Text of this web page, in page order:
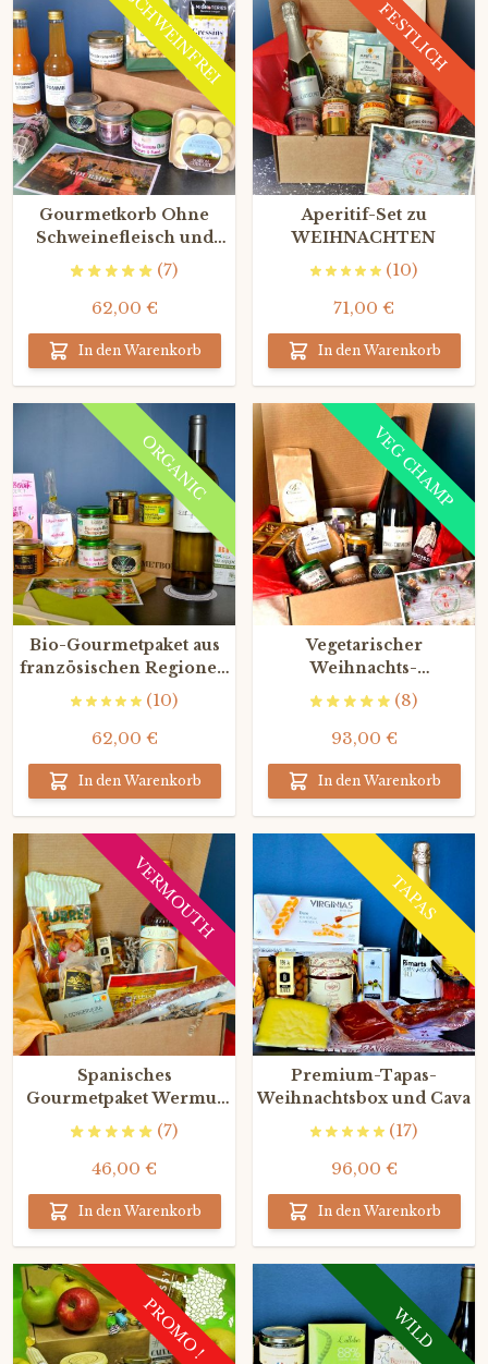
SCHWEINFREI
Gourmetkorb Ohne
Schweinefleisch und
Alkohol (7)
62,00 €
In den Warenkorb
FESTLICH
Aperitif-Set zu
WEIHNACHTEN
(10)
71,00 €
In den Warenkorb
ORGANIC
Bio-Gourmetpaket aus
französischen Regionen
(mit Weißwein)
(10)
62,00 €
In den Warenkorb
VEG CHAMP
Vegetarischer
Weihnachts-
Gourmetkorb (mit
Champagner Grand Cru)
(8)
93,00 €
In den Warenkorb
VERMOUTH
Spanisches
Gourmetpaket Wermut
und Tapas(7)
46,00 €
In den Warenkorb
TAPAS
Premium-Tapas-
Weihnachtsbox und Cava
(17)
96,00 €
In den Warenkorb
PROMO ! WILD